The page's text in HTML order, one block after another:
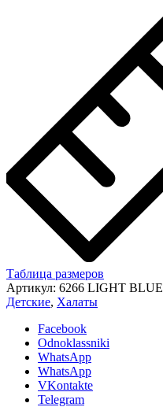
Таблица размеров
Артикул: 6266 LIGHT BLUE
Детские, Халаты
Facebook
Odnoklassniki
WhatsApp
WhatsApp
VKontakte
Telegram